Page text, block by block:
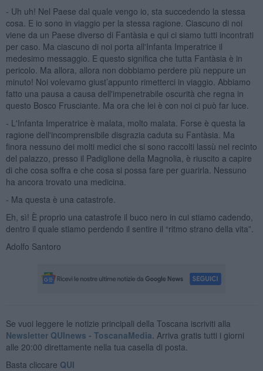
- Uh uh! Nel Paese dal quale vengo io, sta succedendo la stessa
cosa. E io sono in viaggio per la stessa ragione. Ciascuno di noi
viene da un Paese diverso di Fantàsia e qui ci siamo tutti incontrati
per caso. Ma ciascuno di noi porta all'Infanta Imperatrice il
medesimo messaggio. E questo significa che tutta Fantàsia è in
pericolo. Ma allora, allora non dobbiamo perdere più neppure un
minuto! Noi volevamo giust’appunto rimetterci in viaggio. Abbiamo
fatto una pausa a causa dell'impenetrabile oscurità che regna in
questo Bosco Frusciante. Ma ora che lei è con noi ci può far luce.
- L'Infanta Imperatrice è malata, molto malata. Forse è questa la
ragione dell'incomprensibile disgrazia caduta su Fantàsia. Ma
finora nessuno dei molti medici che si sono raccolti lassù nel recinto
del palazzo, presso il Padiglione della Magnolia, è riuscito a capire
di che cosa soffra e che cosa si possa fare per guarirla. Nessuno
ha ancora trovato una medicina.
- Ma questa è una catastrofe.
Eh, sì! È proprio una catastrofe il buco nero in cui stiamo cadendo,
dentro il quale stiamo perdendo il sentire il “ritmo strano della vita”.
Adolfo Santoro
Se vuoi leggere le notizie principali della Toscana iscriviti alla
Newsletter QUInews - ToscanaMedia. Arriva gratis tutti i giorni
alle 20:00 direttamente nella tua casella di posta.
Basta cliccare QUI